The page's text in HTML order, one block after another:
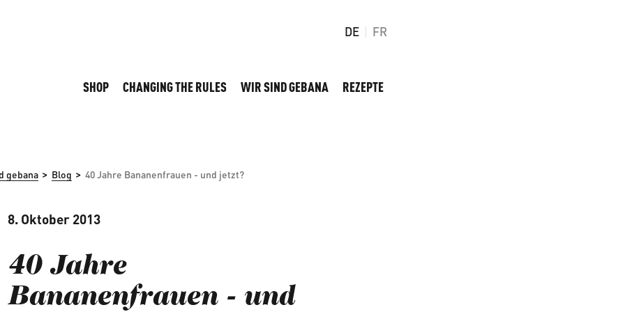
DE FR
SHOP CHANGING THE RULES WIR SIND GEBANA REZEPTE
gebana > Blog > 40 Jahre Bananenfrauen - und jetzt?
8. Oktober 2013
40 Jahre
Bananenfrauen - und